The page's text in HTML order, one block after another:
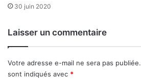
e
r
d
u
M
30 juin 2020
Laisser un commentaire
Votre adresse e-mail ne sera pas publiée.
sont indiqués avec *